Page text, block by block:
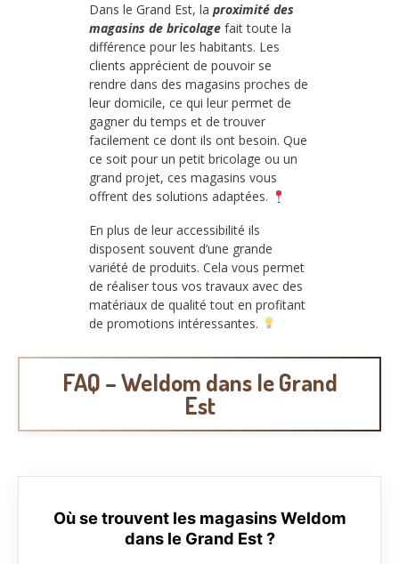
Dans le Grand Est, la proximité des
magasins de bricolage fait toute la
différence pour les habitants. Les
clients apprécient de pouvoir se
rendre dans des magasins proches de
leur domicile, ce qui leur permet de
gagner du temps et de trouver
facilement ce dont ils ont besoin. Que
ce soit pour un petit bricolage ou un
grand projet, ces magasins vous
offrent des solutions adaptées.
En plus de leur accessibilité ils
disposent souvent d’une grande
variété de produits. Cela vous permet
de réaliser tous vos travaux avec des
matériaux de qualité tout en profitant
de promotions intéressantes.
FAQ – Weldom dans le Grand
Est
Où se trouvent les magasins Weldom
dans le Grand Est ?